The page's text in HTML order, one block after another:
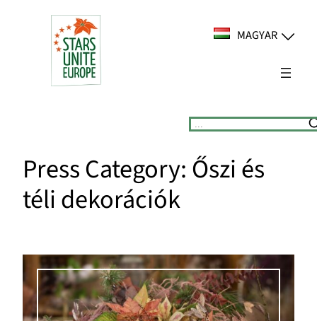
tartalomhoz
MAGYAR
Suchen
Press Category:Őszi és
téli dekorációk